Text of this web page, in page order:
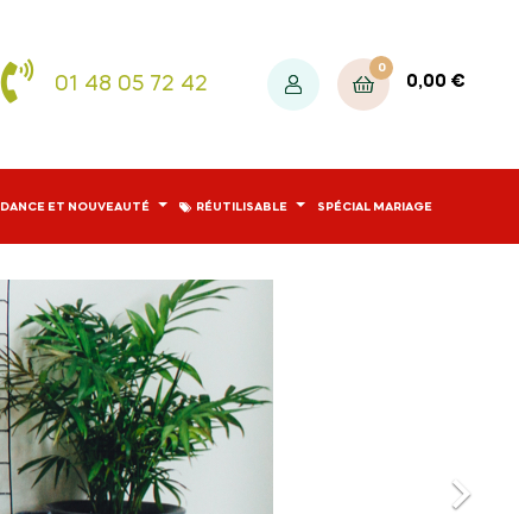
01 48 05 72 42
0
0,00 €
ET NOUVEAUTÉ RÉUTILISABLE SPÉCIAL MARIAGE
